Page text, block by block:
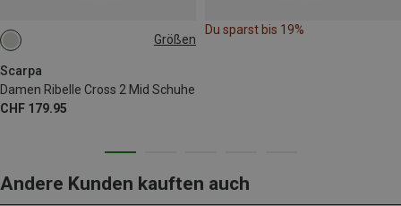
Größen
Scarpa
Damen Ribelle Cross 2 Mid Schuhe
CHF 179.95
Du sparst bis 19%
Andere Kunden kauften auch